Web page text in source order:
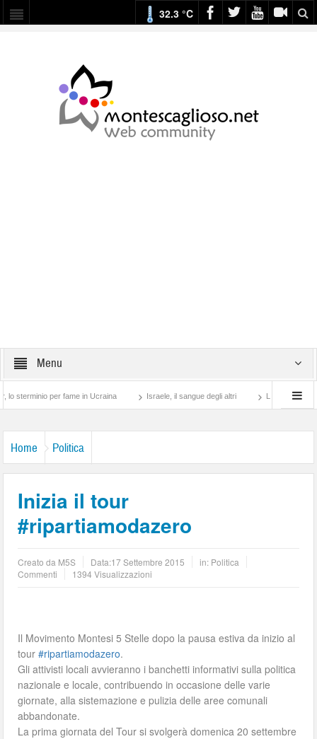
32.3 °C
Menu
per fame in Ucraina Israele, il sangue degli altri Lotta di classe… tra preti e
Home Politica
Inizia il tour
#ripartiamodazero
Creato da M5S Data:17 Settembre 2015 in: Politica
Commenti
1394 Visualizzazioni
Il Movimento Montesi 5 Stelle dopo la pausa estiva da inizio al
tour‪#‎ripartiamodazero‬.
Gli attivisti locali avvieranno i banchetti informativi sulla politica
nazionale e locale, contribuendo in occasione delle varie
giornate, alla sistemazione e pulizia delle aree comunali
abbandonate.
La prima giornata del Tour si svolgerà domenica 20 settembre